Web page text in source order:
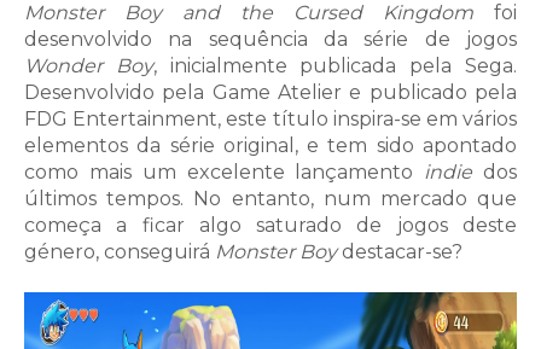
Monster Boy and the Cursed Kingdom foi
desenvolvido na sequência da série de jogos
Wonder Boy, inicialmente publicada pela Sega.
Desenvolvido pela Game Atelier e publicado pela
FDG Entertainment, este título inspira-se em vários
elementos da série original, e tem sido apontado
como mais um excelente lançamento indie dos
últimos tempos. No entanto, num mercado que
começa a ficar algo saturado de jogos deste
género, conseguirá Monster Boydestacar-se?